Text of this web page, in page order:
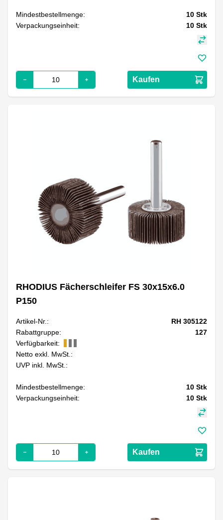
Mindestbestellmenge: 10 Stk
Verpackungseinheit:
10 Stk
Kaufen
RHODIUS Fächerschleifer FS 30x15x6.0
P150
Artikel-Nr.:
RH 305122
Rabattgruppe:
127
Verfügbarkeit:
Netto exkl. MwSt.:
UVP inkl. MwSt.:
Mindestbestellmenge: 10 Stk
Verpackungseinheit:
10 Stk
Kaufen